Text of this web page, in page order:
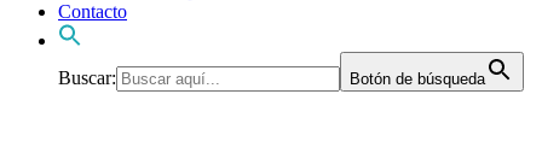
Contacto
Buscar: Botón de búsqueda